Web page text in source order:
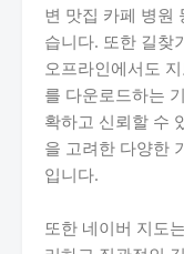
변 맛집 카페 병원
습니다. 또한 길찾
오프라인에서도
를 다운로드하는
확하고 신뢰할 수
을 고려한 다양한
입니다.
또한 네이버 지도